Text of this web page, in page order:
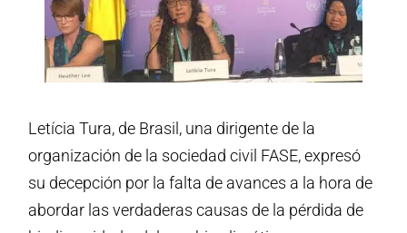
Letícia Tura, de Brasil, una dirigente de la
organización de la sociedad civil FASE, expresó
su decepción por la falta de avances a la hora de
abordar las verdaderas causas de la pérdida de